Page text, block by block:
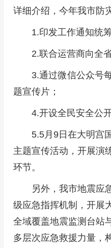
详细介绍，今年我市防
1.印发工作通知统
2.联合运营商向全
3.通过微信公众号
题宣传片；
4.开设全民安全公
5.5月9日在大明宫
主题宣传活动，开展演
环节。
另外，我市地震应
级应急指挥机制，开展
全域覆盖地震监测台站
多层次应急救援力量，